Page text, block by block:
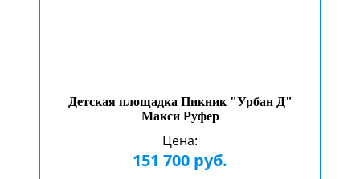
Детская площадка Пикник "Урбан Д"
Макси Руфер
Цена:
151 700 руб.